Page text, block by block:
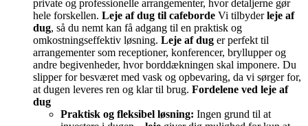
private og professionelle arrangementer, hvor detaljerne gør
hele forskellen. Leje af dug til cafeborde Vi tilbyderleje af
dug, så du nemt kan få adgang til en praktisk og
omkostningseffektiv løsning. Leje af dug er perfekt til
arrangementer som receptioner, konferencer, bryllupper og
andre begivenheder, hvor borddækningen skal imponere. Du
slipper for besværet med vask og opbevaring, da vi sørger for,
at dugen leveres ren og klar til brug. Fordelene ved leje af
dug
Praktisk og fleksibel løsning: Ingen grund til at